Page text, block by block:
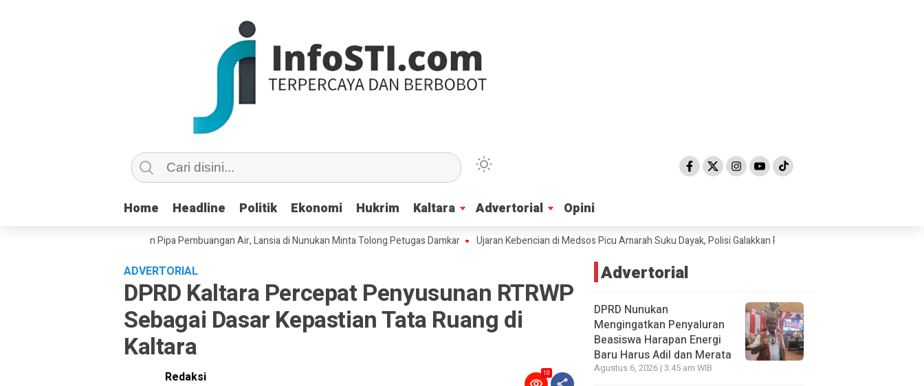
Home Headline Politik Ekonomi Hukrim Kaltara Advertorial Opini
Home Headline Politik Ekonomi Hukrim Kaltara Advertorial Opini
Copot dan Masuk Saluran Pipa Pembuangan Air, Lansia di Nunukan Minta Tolong Petugas Damkar Ujaran Kebencian di Medsos Picu Amarah Suku Dayak, Polisi Galakkan Patroli Cyber Untuk Mencari Pelaku
ADVERTORIAL
DPRD Kaltara Percepat Penyusunan RTRWP
Sebagai Dasar Kepastian Tata Ruang di
Kaltara
Redaksi 10
Advertorial
DPRD Nunukan
Mengingatkan Penyaluran
Beasiswa Harapan Energi
Baru Harus Adil dan Merata
Agustus 6, 2026 | 3:45 am WIB